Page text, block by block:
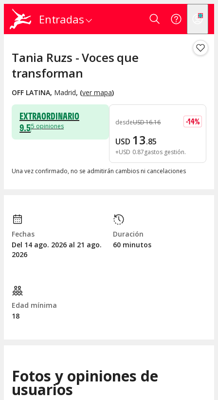
Entradas
Tania Ruzs - Voces que
transforman
OFF LATINA, Madrid, (ver mapa)
EXTRAORDINARIO
9.55 opiniones desdeUSD16.16 -14%
USD 13.85
+USD 0.87gastos gestión
Una vez confirmado, no se admitirán cambios ni cancelaciones
Fechas
Del 14 ago. 2026 al 21 ago.
2026
Duración
60 minutos
Edad mínima
18
Fotos y opiniones de
usuarios